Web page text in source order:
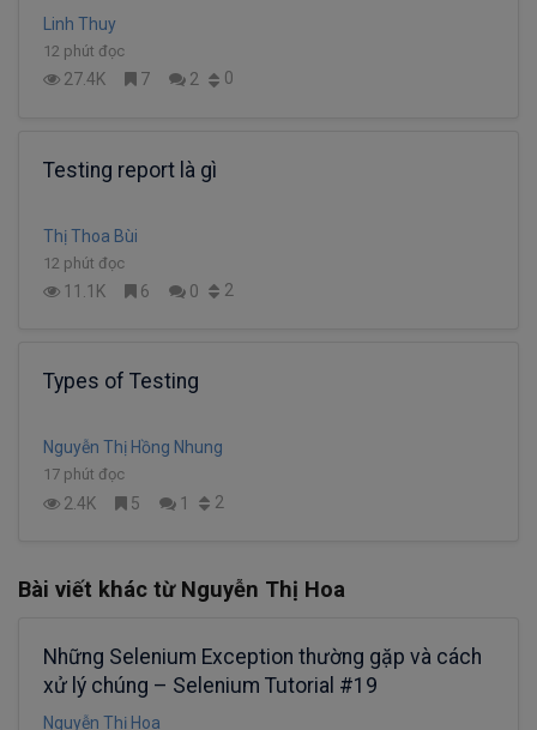
Linh Thuy
12 phút đọc
27.4K 7 2 0
Testing report là gì
Thị Thoa Bùi
12 phút đọc
11.1K 6 0 2
Types of Testing
Nguyễn Thị Hồng Nhung
17 phút đọc
2.4K 5 1 2
Bài viết khác từ Nguyễn Thị Hoa
Những Selenium Exception thường gặp và cách
xử lý chúng – Selenium Tutorial #19
Nguyễn Thị Hoa